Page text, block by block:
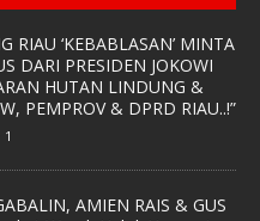
RIAU ‘KEBABLASAN’ MINTA
DARI PRESIDEN JOKOWI
HUTAN LINDUNG &
PEMPROV & DPRD RIAU..!”
1
AMIEN RAIS & GUS